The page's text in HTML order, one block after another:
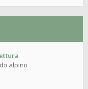
alpino